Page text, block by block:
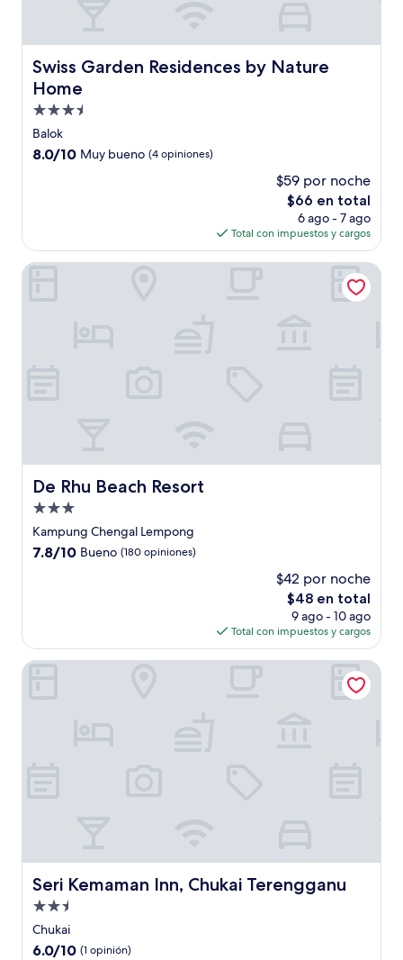
Swiss Garden Residences by Nature
Home
Swiss Garden Residences by Nature Home
Propiedad
de
3.5
Balok
8.0
opiniones)
8.0/10 Muy bueno (4 opiniones)
$59 por noche
El
precio
actual
es
de
$66 en total
6 ago - 7 ago
Total con impuestos y cargos
De Rhu Beach Resort
De Rhu Beach Resort
Propiedad
de
3.0
Kampung Chengal Lempong
7.8
7.8/10 Bueno (180 opiniones)
$42 por noche
El
precio
actual
es
de
$48 en total
9 ago - 10 ago
Total con impuestos y cargos
De Rhu Beach Resort
Seri Kemaman Inn, Chukai Terengganu
Seri Kemaman Inn, Chukai Terengganu
Propiedad
de
2.5
Chukai
6.0
6.0/10 (1 opinión)
Seri Kemaman Inn, Chukai Terengganu